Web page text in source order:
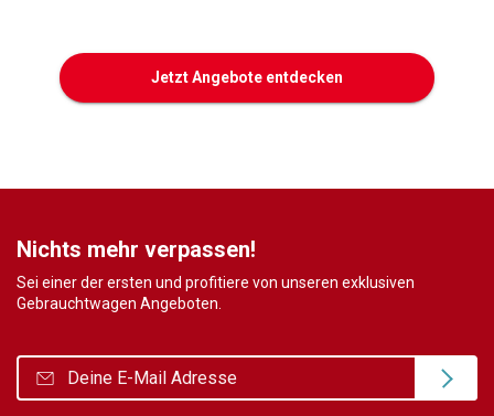
Jetzt Angebote entdecken
Nichts mehr verpassen!
Sei einer der ersten und profitiere von unseren exklusiven
Gebrauchtwagen Angeboten.